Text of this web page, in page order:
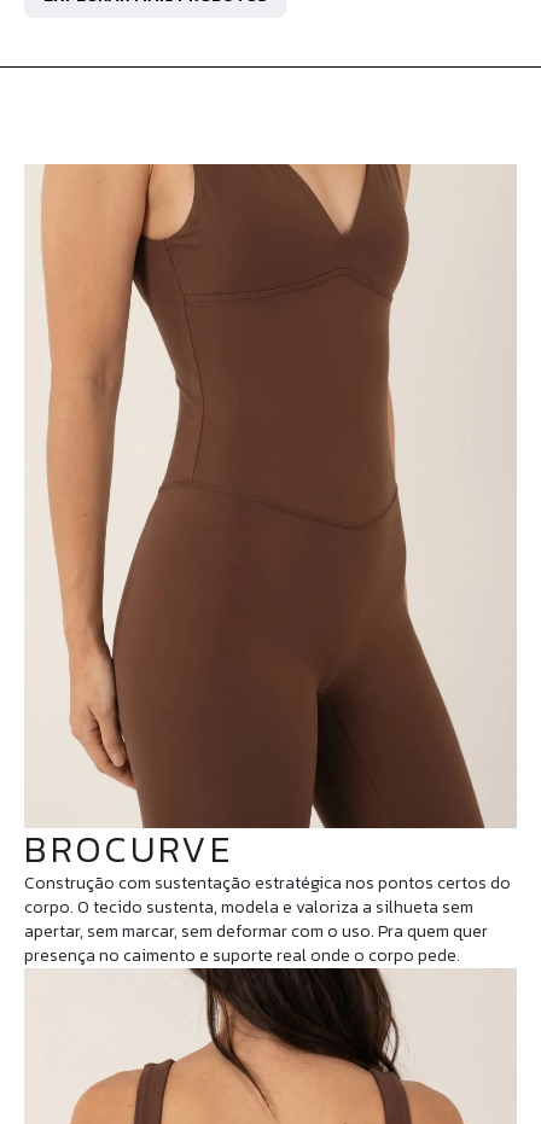
BROCURVE
Construção com sustentação estratégica nos pontos certos do
corpo. O tecido sustenta, modela e valoriza a silhueta sem
apertar, sem marcar, sem deformar com o uso. Pra quem quer
presença no caimento e suporte real onde o corpo pede.